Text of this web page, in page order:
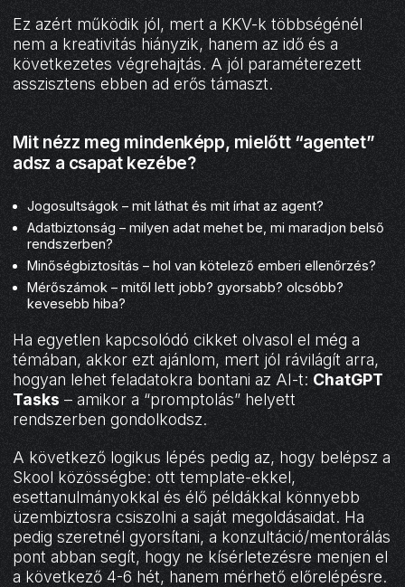
Ez azért működik jól, mert a KKV-k többségénél
nem a kreativitás hiányzik, hanem az idő és a
következetes végrehajtás. A jól paraméterezett
asszisztens ebben ad erős támaszt.
Mit nézz meg mindenképp, mielőtt “agentet”
adsz a csapat kezébe?
Jogosultságok – mit láthat és mit írhat az agent?
Adatbiztonság – milyen adat mehet be, mi maradjon belső
rendszerben?
Minőségbiztosítás – hol van kötelező emberi ellenőrzés?
Mérőszámok – mitől lett jobb? gyorsabb? olcsóbb?
kevesebb hiba?
Ha egyetlen kapcsolódó cikket olvasol el még a
témában, akkor ezt ajánlom, mert jól rávilágít arra,
hogyan lehet feladatokra bontani az AI-t: ChatGPT
Tasks – amikor a “promptolás” helyett
rendszerben gondolkodsz.
A következő logikus lépés pedig az, hogy belépsz a
Skool közösségbe: ott template-ekkel,
esettanulmányokkal és élő példákkal könnyebb
üzembiztosra csiszolni a saját megoldásaidat. Ha
pedig szeretnél gyorsítani, a konzultáció/mentorálás
pont abban segít, hogy ne kísérletezésre menjen el
a következő 4-6 hét, hanem mérhető előrelépésre.